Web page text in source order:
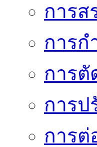
การส
การก
การตั
การ
การต่